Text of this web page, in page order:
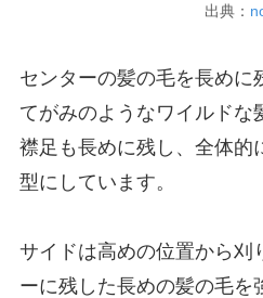
出典：
センターの髪の毛を長めに
てがみのようなワイルドな
襟足も長めに残し、全体的
型にしています。
サイドは高めの位置から刈
ーに残した長めの髪の毛を